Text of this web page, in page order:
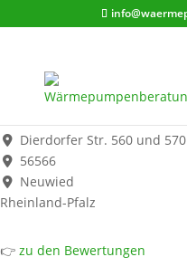
Haustechnik Henry Burmester
Dierdorfer Str. 560 und 570
56566
Neuwied
Rheinland-Pfalz
👉 zu den Bewertungen